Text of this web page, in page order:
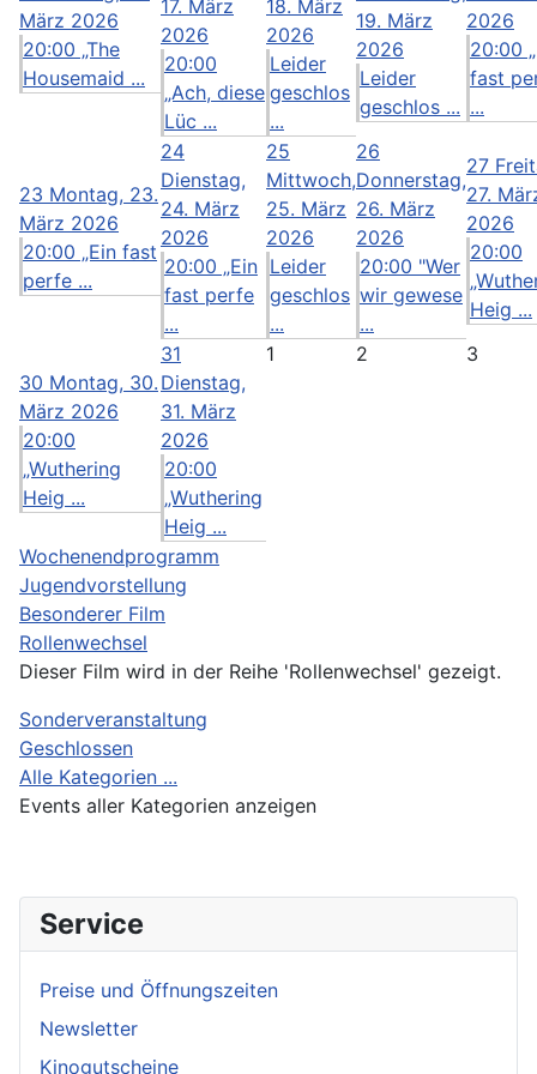
März 2026
20:00 „The
Housemaid ...
17. März
2026
20:00
„Ach, diese
Lüc ...
18. März
2026
Leider
geschlos
...
19. März
2026
Leider
geschlos ...
2026
20:00
fast
...
23 Montag, 23.
März 2026
20:00 „Ein fast
perfe ...
24
Dienstag,
24. März
2026
20:00 „Ein
fast perfe
...
25
Mittwoch,
25. März
2026
Leider
geschlos
...
26
Donnerstag,
26. März
2026
20:00 "Wer
wir gewese
...
27
27.
2026
20:00
Heig ...
30 Montag, 30.
März 2026
20:00
„Wuthering
Heig ...
31
Dienstag,
31. März
2026
20:00
„Wuthering
Heig ...
1 2 3
Wochenendprogramm
Jugendvorstellung
Besonderer Film
Rollenwechsel
Dieser Film wird in der Reihe 'Rollenwechsel' gezeigt.
Sonderveranstaltung
Geschlossen
Alle Kategorien ...
Events aller Kategorien anzeigen
Service
Preise und Öffnungszeiten
Newsletter
Kinogutscheine